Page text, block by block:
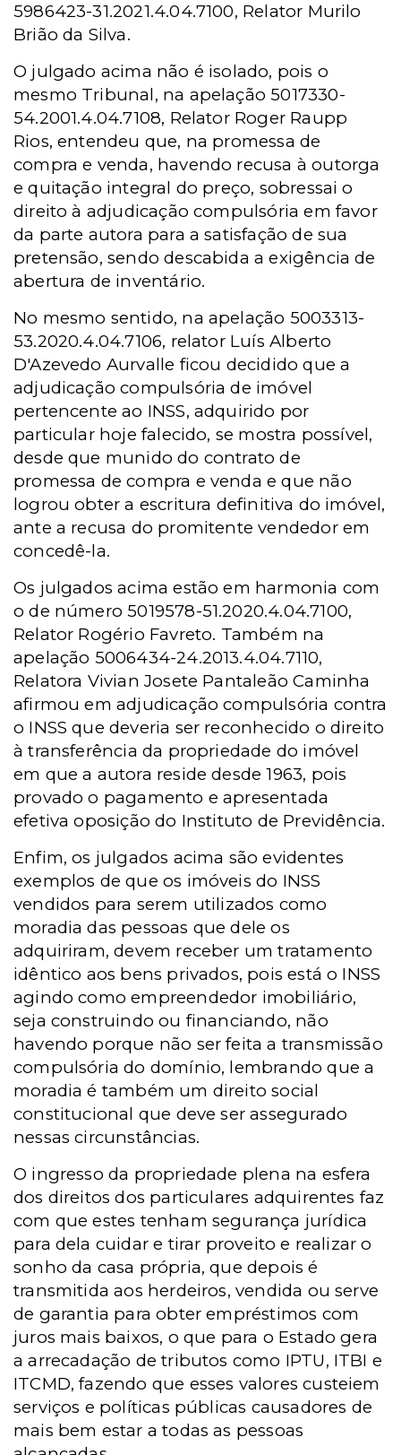
5986423-31.2021.4.04.7100, Relator Murilo
Brião da Silva.
O julgado acima não é isolado, pois o
mesmo Tribunal, na apelação 5017330-
54.2001.4.04.7108, Relator Roger Raupp
Rios, entendeu que, na promessa de
compra e venda, havendo recusa à outorga
e quitação integral do preço, sobressai o
direito à adjudicação compulsória em favor
da parte autora para a satisfação de sua
pretensão, sendo descabida a exigência de
abertura de inventário.
No mesmo sentido, na apelação 5003313-
53.2020.4.04.7106, relator Luís Alberto
D'Azevedo Aurvalle ficou decidido que a
adjudicação compulsória de imóvel
pertencente ao INSS, adquirido por
particular hoje falecido, se mostra possível,
desde que munido do contrato de
promessa de compra e venda e que não
logrou obter a escritura definitiva do imóvel,
ante a recusa do promitente vendedor em
concedê-la.
Os julgados acima estão em harmonia com
o de número 5019578-51.2020.4.04.7100,
Relator Rogério Favreto. Também na
apelação 5006434-24.2013.4.04.7110,
Relatora Vivian Josete Pantaleão Caminha
afirmou em adjudicação compulsória contra
o INSS que deveria ser reconhecido o direito
à transferência da propriedade do imóvel
em que a autora reside desde 1963, pois
provado o pagamento e apresentada
efetiva oposição do Instituto de Previdência.
Enfim, os julgados acima são evidentes
exemplos de que os imóveis do INSS
vendidos para serem utilizados como
moradia das pessoas que dele os
adquiriram, devem receber um tratamento
idêntico aos bens privados, pois está o INSS
agindo como empreendedor imobiliário,
seja construindo ou financiando, não
havendo porque não ser feita a transmissão
compulsória do domínio, lembrando que a
moradia é também um direito social
constitucional que deve ser assegurado
nessas circunstâncias.
O ingresso da propriedade plena na esfera
dos direitos dos particulares adquirentes faz
com que estes tenham segurança jurídica
para dela cuidar e tirar proveito e realizar o
sonho da casa própria, que depois é
transmitida aos herdeiros, vendida ou serve
de garantia para obter empréstimos com
juros mais baixos, o que para o Estado gera
a arrecadação de tributos como IPTU, ITBI e
ITCMD, fazendo que esses valores custeiem
serviços e políticas públicas causadores de
mais bem estar a todas as pessoas